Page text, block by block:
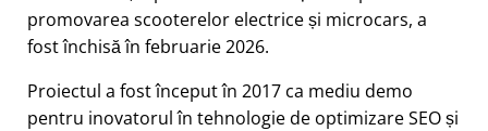
promovarea scooterelor electrice și microcars, a
fost închisă în februarie 2026.
Proiectul a fost început în 2017 ca mediu demo
pentru inovatorul în tehnologie de optimizare SEO și